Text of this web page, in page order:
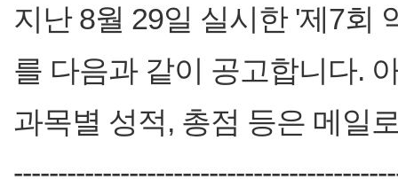
지난 8월 29일 실시한 '제7회
를 다음과 같이 공고합니다.
과목별 성적, 총점 등은 메일